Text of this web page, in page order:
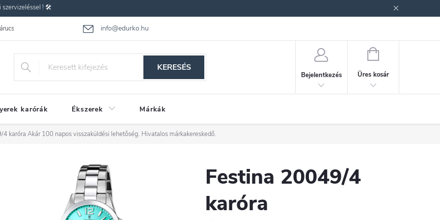
szervizeléssel ! 🛠️
info@edurko.hu
Gyakran ismételt kérdések
KERESÉS
Bejelentkezés
KOSÁR
Üres kosár
karórák Ékszerek Márkák
4 karóra Akár 100 napos visszaküldési lehetőség. Hivatalos márkakereskedő.
Festina 20049/4
karóra